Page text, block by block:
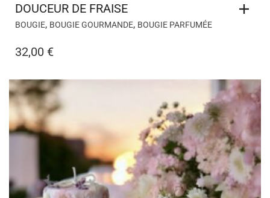
DOUCEUR DE FRAISE
BOUGIE, BOUGIE GOURMANDE, BOUGIE PARFUMÉE
32,00 €